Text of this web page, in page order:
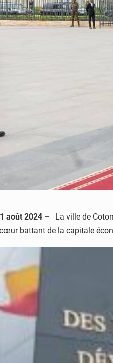
août 2024 –
La ville de
cœur battant de la capitale